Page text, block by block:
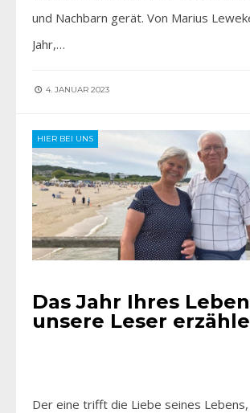
und Nachbarn gerät. Von Marius
Jahr,…
4. JANUAR 2023
HIER BEI UNS
Das Jahr Ihres
unsere Leser
Der eine trifft die Liebe seines